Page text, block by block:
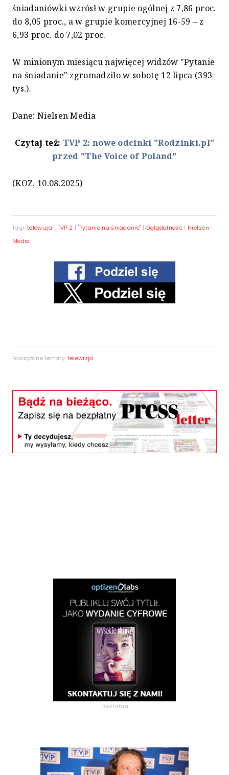
śniadaniówki wzrósł w grupie ogólnej z 7,86 proc.
do 8,05 proc., a w grupie komercyjnej 16-59 – z
6,93 proc. do 7,02 proc.
W minionym miesiącu najwięcej widzów "Pytanie
na śniadanie" zgromadziło w sobotę 12 lipca (393
tys.).
Dane: Nielsen Media
Czytaj też: TVP 2: nowe odcinki "Rodzinki.pl"
przed "The Voice of Poland"
(KOZ, 10.08.2025)
Tagi: telewizja | TVP 2 |"Pytanie na śniadanie" |Oglądalność | Nielsen
Media
Powiązane tematy: telewizja
Reklama